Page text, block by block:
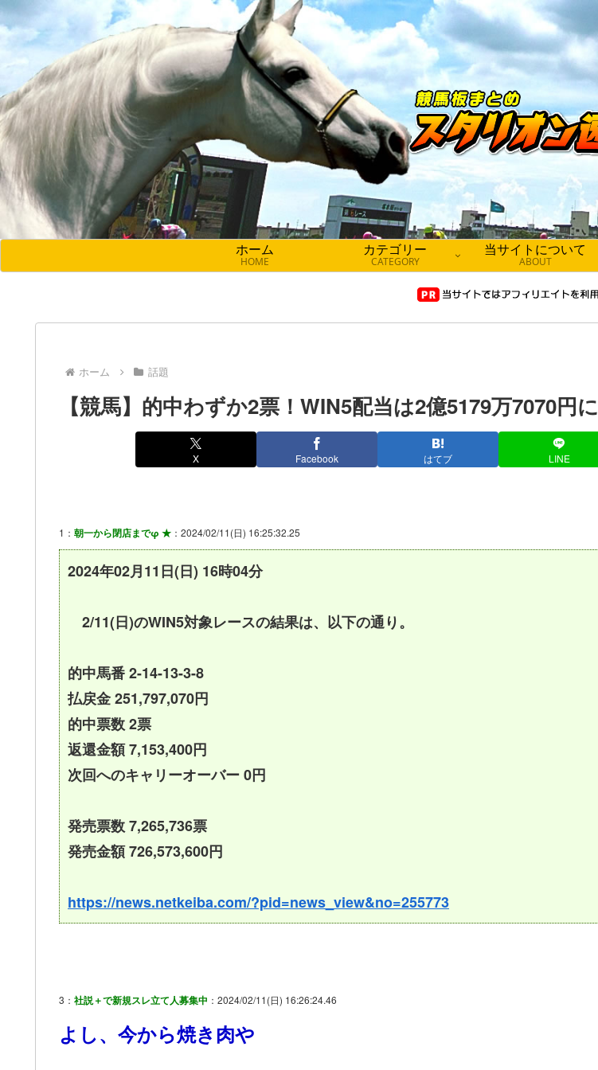
ホーム
HOME
カテゴリー
CATEGORY
当サイトについて
ABOUT
ホーム 話題
【競馬】的中わずか2票！WIN5配当は2億5179万7070円に
X Facebook はてブ LINE
1： 朝一から閉店までφ ★ ：2024/02/11(日) 16:25:32.25
2024年02月11日(日) 16時04分
2/11(日)のWIN5対象レースの結果は、以下の通り。
的中馬番 2-14-13-3-8
払戻金 251,797,070円
的中票数 2票
返還金額 7,153,400円
次回へのキャリーオーバー 0円
発売票数 7,265,736票
発売金額 726,573,600円
https://news.netkeiba.com/?pid=news_view&no=255773
3： 社説＋で新規スレ立て人募集中 ：2024/02/11(日) 16:26:24.46
よし、今から焼き肉や